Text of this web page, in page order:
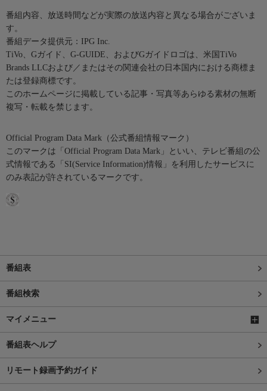
番組内容、放送時間などが実際の放送内容と異なる場合がございま
す。
番組データ提供元：IPG Inc.
TiVo、Gガイド、G-GUIDE、およびGガイドロゴは、米国TiVo
Brands LLCおよび／またはその関連会社の日本国内における商標ま
たは登録商標です。
このホームページに掲載している記事・写真等あらゆる素材の無断
複写・転載を禁じます。
Official Program Data Mark（公式番組情報マーク）
このマークは「Official Program Data Mark」といい、テレビ番組の公
式情報である「SI(Service Information)情報」を利用したサービスに
のみ表記が許されているマークです。
番組表
番組検索
マイメニュー
番組表ヘルプ
リモート録画予約ガイド